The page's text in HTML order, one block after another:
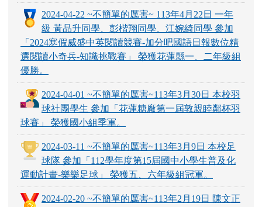
2024-04-22 ~不簡單的厲害~ 113年4月22日 一年
級 黃品升同學、彭楷翔同學、江婉綺同學 參加
「2024寒假威盛中英閱讀競賽-加分吧國語日報數位精
選閱讀小奇兵-知識挑戰賽」 榮獲花蓮縣一、二年級組
優勝。
2024-04-01 ~不簡單的厲害~113年3月30日 本校羽
球社團學生 參加「花蓮糖廠第一屆敦親睦鄰杯羽
球賽」 榮獲國小組季軍。
2024-03-11 ~不簡單的厲害~113年3月9日 本校足
球隊 參加「112學年度第15屆國中小學生普及化
運動計畫-樂樂足球」 榮獲五、六年級組冠軍。
2024-02-20 ~不簡單的厲害~113年2月19日 陳文正